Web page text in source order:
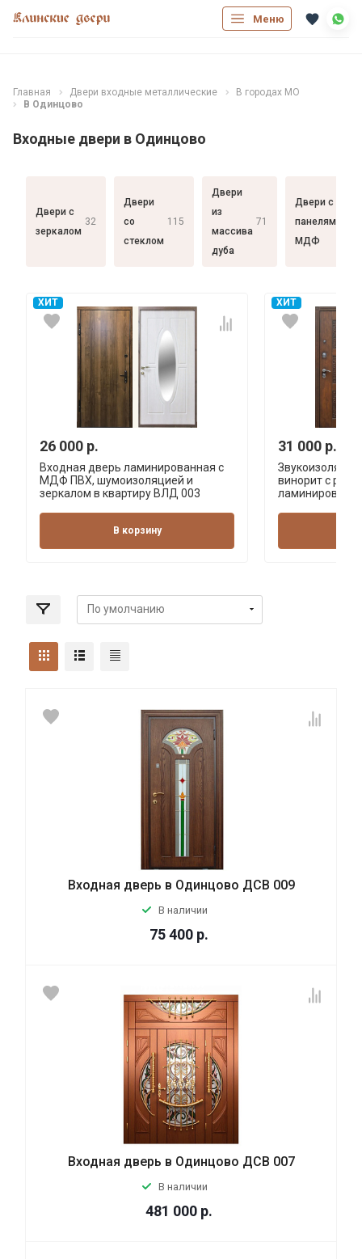
Меню
Главная Двери входные металлические
В городах МО
В Одинцово
Входные двери в Одинцово
Двери с
зеркалом
32
Двери
со
стеклом
115
Двери
из
массива
дуба
71
Двери с
панелями
МДФ
ХИТ
26 000 р.
Входная дверь ламинированная с
МДФ ПВХ, шумоизоляцией и
зеркалом в квартиру ВЛД 003
В корзину
ХИТ
31 000 р.
винорит с
Входная дверь в Одинцово ДСВ 009
В наличии
75 400 р.
Входная дверь в Одинцово ДСВ 007
В наличии
481 000 р.